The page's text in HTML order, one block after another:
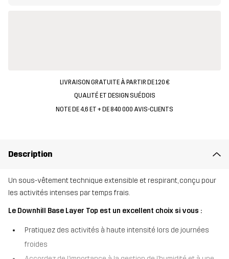
LIVRAISON GRATUITE À PARTIR DE 120 €
QUALITÉ ET DESIGN SUÉDOIS
NOTE DE 4,6 ET + DE 840 000 AVIS-CLIENTS
Description
Un sous-vêtement technique extensible et respirant, conçu pour
les activités intenses par temps frais.
Le Downhill Base Layer Top est un excellent choix si vous :
Pratiquez des activités à haute intensité lors de journées
froides